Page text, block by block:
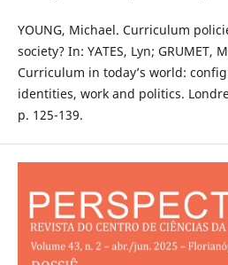
YOUNG, Michael. Curriculum
society? In: YATES, Lyn; GRUMET,
Curriculum in today’s world:
identities, work and politics.
p. 125-139.